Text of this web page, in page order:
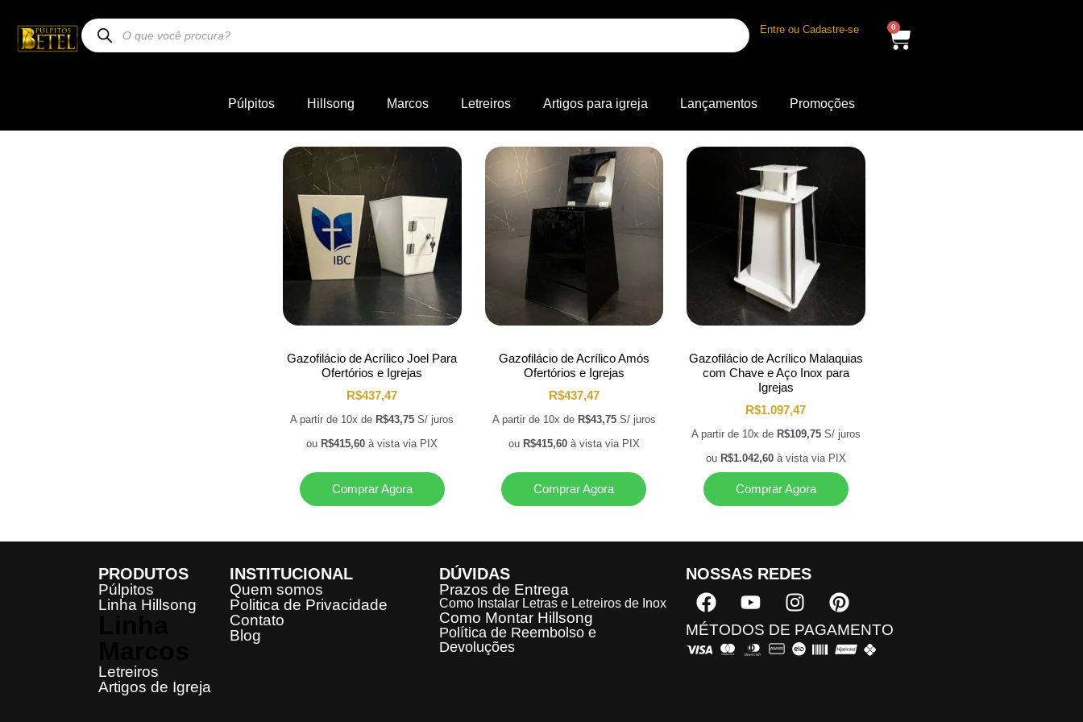
Entre ou Cadastre-se 0
Púlpitos Hillsong Marcos Letreiros Artigos para igreja Lançamentos Promoções
Gazofilácio de Acrílico Joel Para
Ofertórios e Igrejas
R$437,47
A partir de 10x de R$43,75 S/ juros
ou R$415,60 à vista via PIX
Comprar Agora
Gazofilácio de Acrílico Amós
Ofertórios e Igrejas
R$437,47
A partir de 10x de R$43,75 S/ juros
ou R$415,60 à vista via PIX
Comprar Agora
Gazofilácio de Acrílico Malaquias
com Chave e Aço Inox para
Igrejas
R$1.097,47
A partir de 10x de R$109,75 S/ juros
ou R$1.042,60 à vista via PIX
Comprar Agora
PRODUTOS
Púlpitos
Linha Hillsong
Letreiros
Artigos de Igreja
INSTITUCIONAL
Quem somos
Politica de Privacidade
Contato
Blog
DÚVIDAS
Prazos de Entrega
Como Instalar Letras e Letreiros de Inox
Como Montar Hillsong
Política de Reembolso e
Devoluções
NOSSAS REDES​
MÉTODOS DE PAGAMENTO​